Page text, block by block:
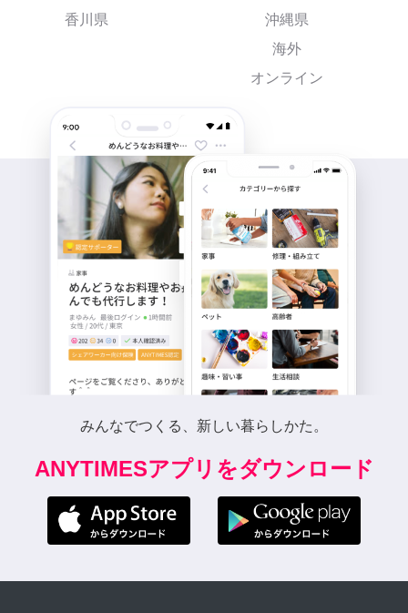
香川県
沖縄県
海外
オンライン
みんなでつくる、新しい暮らしかた。
ANYTIMESアプリをダウンロード